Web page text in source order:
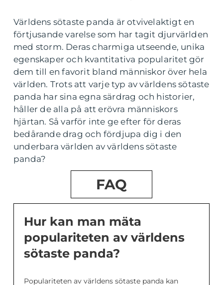
Världens sötaste panda är otvivelaktigt en
förtjusande varelse som har tagit djurvärlden
med storm. Deras charmiga utseende, unika
egenskaper och kvantitativa popularitet gör
dem till en favorit bland människor över hela
världen. Trots att varje typ av världens sötaste
panda har sina egna särdrag och historier,
håller de alla på att erövra människors
hjärtan. Så varför inte ge efter för deras
bedårande drag och fördjupa dig i den
underbara världen av världens sötaste
panda?
FAQ
Hur kan man mäta
populariteten av världens
sötaste panda?
Populariteten av världens sötaste panda kan